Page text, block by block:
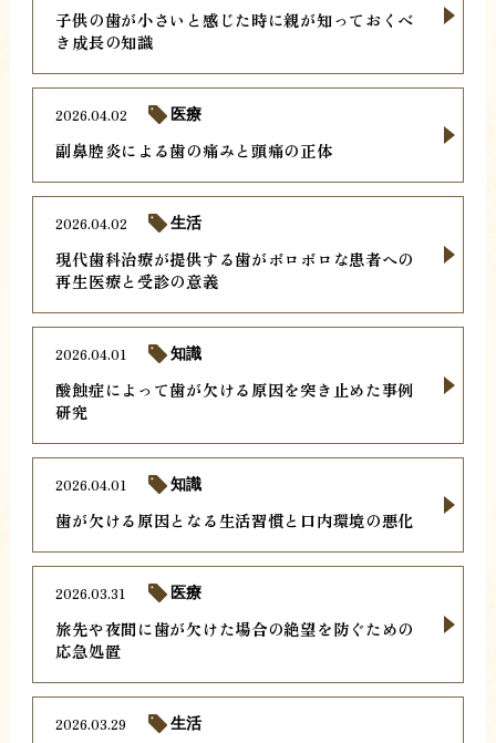
子供の歯が小さいと感じた時に親が知っておくべ
き成長の知識
副鼻腔炎による歯の痛みと頭痛の正体
2026.04.02 医療
現代歯科治療が提供する歯がボロボロな患者への
再生医療と受診の意義
2026.04.02 生活
酸蝕症によって歯が欠ける原因を突き止めた事例
研究
2026.04.01 知識
歯が欠ける原因となる生活習慣と口内環境の悪化
2026.04.01 知識
旅先や夜間に歯が欠けた場合の絶望を防ぐための
応急処置
2026.03.31 医療
2026.03.29 生活